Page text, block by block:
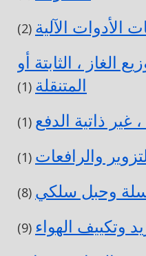
الأدوات الآلية (2)
الغاز ، الثابتة أو
المتنقلة (1)
غير ذاتية الدفع (1)
والرافعات (1)
وحبل سلكي (8)
وتكييف الهواء (9)